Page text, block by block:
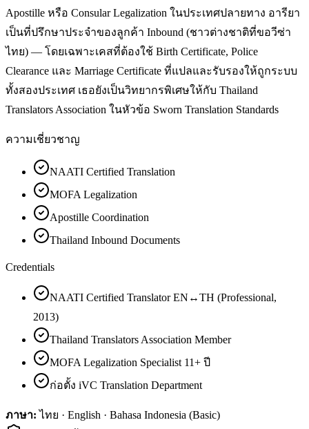
Apostille หรือ Consular Legalization ในประเทศปลายทาง อารียา
เป็นที่ปรึกษาประจำของลูกค้า Inbound (ชาวต่างชาติที่ขอวีซ่า
ไทย) — โดยเฉพาะเคสที่ต้องใช้ Birth Certificate, Police
Clearance และ Marriage Certificate ที่แปลและรับรองให้ถูกระบบ
ทั้งสองประเทศ เธอยังเป็นวิทยากรพิเศษให้กับ Thailand
Translators Association ในหัวข้อ Sworn Translation Standards
ความเชี่ยวชาญ
NAATI Certified Translation
MOFA Legalization
Apostille Coordination
Thailand Inbound Documents
Credentials
NAATI Certified Translator EN↔TH (Professional,
2013)
Thailand Translators Association Member
MOFA Legalization Specialist 11+ ปี
ก่อตั้ง iVC Translation Department
ภาษา: ไทย · English · Bahasa Indonesia (Basic)